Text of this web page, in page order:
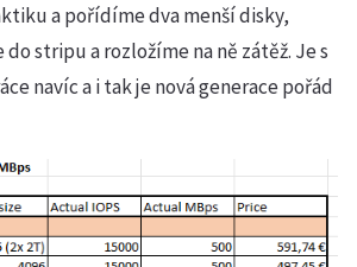
a pořídíme dva menší disky,
stripu a rozložíme na ně zátěž. Je s
navíc a i tak je nová generace pořád